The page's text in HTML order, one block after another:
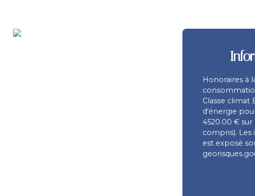
Honoraires à
Classe climat
d'énergie
4520.00 € sur
compris). Les
est exposé